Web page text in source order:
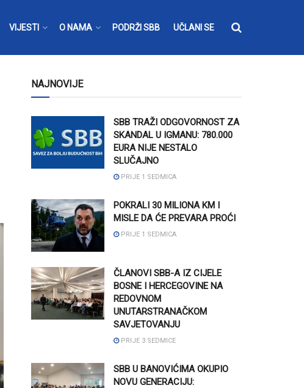
VIJESTI O NAMA PODRŽI SBB UČLANI SE
NAJNOVIJE
SBB TRAŽI ODGOVORNOST ZA
SKANDAL U IGMANU: 780.000
EURA NIJE NESTALO
SLUČAJNO
PRIJE 1 SEDMICA
POKRALI 30 MILIONA KM I
MISLE DA ĆE PREVARA PROĆI
PRIJE 1 SEDMICA
ČLANOVI SBB-A IZ CIJELE
BOSNE I HERCEGOVINE NA
REDOVNOM
UNUTARSTRANAČKOM
SAVJETOVANJU
PRIJE 3 SEDMICE
SBB U BANOVIĆIMA OKUPIO
NOVU GENERACIJU: